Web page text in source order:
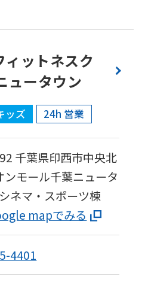
ットネスク
ュータウン
ッズ 24h 営業
千葉県印西市中央北
ンモール千葉ニュータ
マ・スポーツ棟
mapでみる
4401
For
foreigners